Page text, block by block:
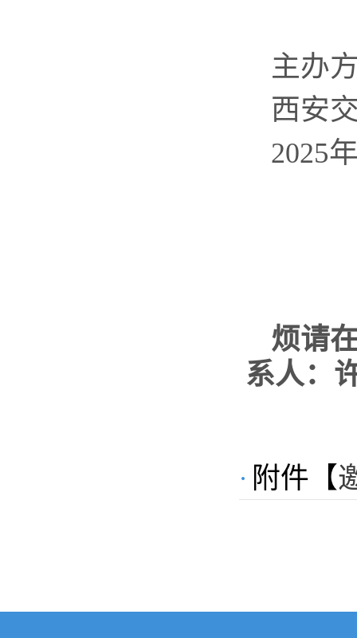
主办
西安
2025
烦请
系人：
附件【